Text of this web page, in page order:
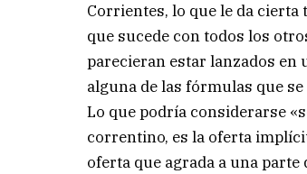
Corrientes, lo que le da
que sucede con todos los
parecieran estar lanzados en
alguna de las fórmulas que
Lo que podría considerarse
correntino, es la oferta
oferta que agrada a una